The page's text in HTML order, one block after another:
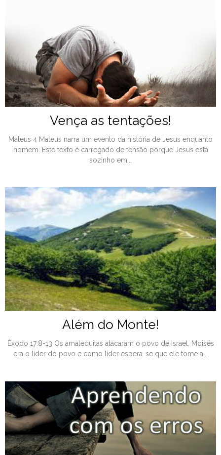
Vença as tentações!
Mateus 4 Mateus narra um evento da história de Jesus enquanto
homem. Este texto é carregado de tensão porque Jesus está
sozinho em...
Além do Monte!
Êxodo 17:8-13 Os amalequitas atacaram o povo de Israel. Moisés
era o líder do povo e como líder espera-se que ele tome a...